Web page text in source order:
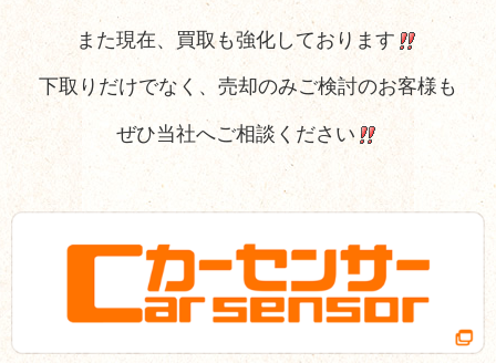
また現在、買取も強化しております
下取りだけでなく、売却のみご検討のお客様も
ぜひ当社へご相談ください